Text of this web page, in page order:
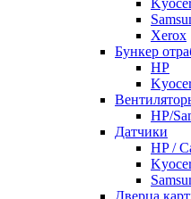
Xerox
Бункер
HP
HP/
Датчики
HP /
Дверца